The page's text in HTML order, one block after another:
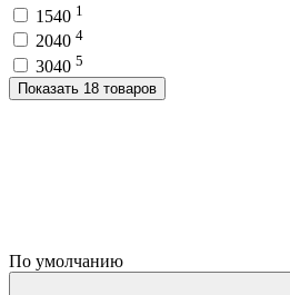
1540 1
2040 4
3040 5
Показать 18 товаров
По умолчанию